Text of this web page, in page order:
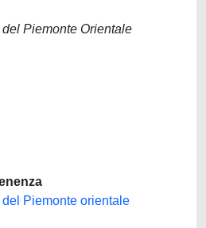
Piemonte Orientale
Piemonte orientale